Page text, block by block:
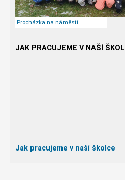
Procházka na náměstí
JAK PRACUJEME V NAŠÍ
Jak pracujeme v naší školce